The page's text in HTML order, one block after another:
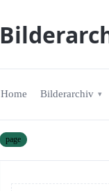
Home Bilderarchiv
page